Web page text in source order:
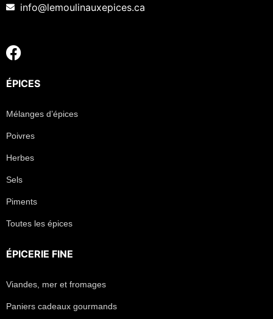
info@lemoulinauxepices.ca
ÉPICES
Mélanges d’épices
Poivres
Herbes
Sels
Piments
Toutes les épices
ÉPICERIE FINE
Viandes, mer et fromages
Paniers cadeaux gourmands